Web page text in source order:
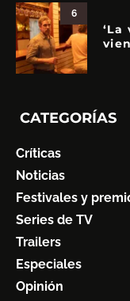
6
CATEGORÍAS
Críticas
Noticias
Festivales y
Series de TV
Trailers
Especiales
Opinión